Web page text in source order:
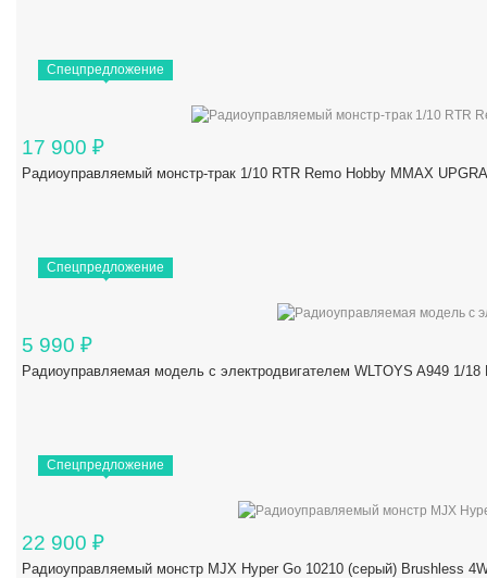
Спецпредложение
17 900 ₽
Радиоуправляемый монстр-трак 1/10 RTR Remo Hobby MMAX
Спецпредложение
5 990 ₽
Радиоуправляемая модель с электродвигателем WLTOYS A949 1/
Спецпредложение
22 900 ₽
Радиоуправляемый монстр MJX Hyper Go 10210 (серый) Brushless